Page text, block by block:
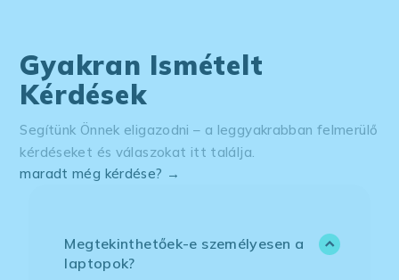
Gyakran Ismételt
Kérdések
Segítünk Önnek eligazodni – a leggyakrabban felmerülő
kérdéseket és válaszokat itt találja.
maradt még kérdése? →
Megtekinthetőek-e személyesen a
laptopok?